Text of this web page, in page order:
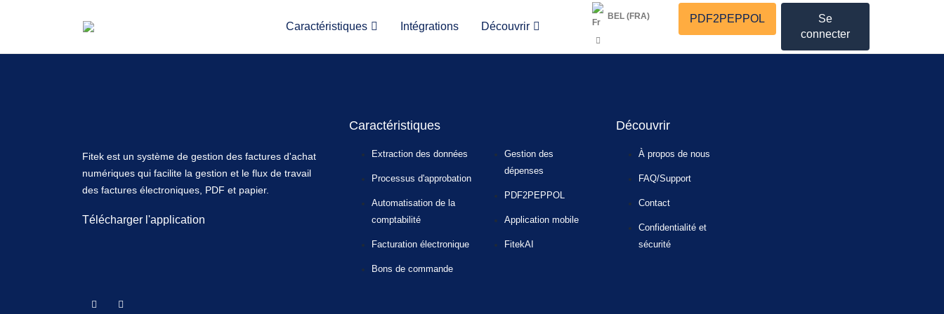
Caractéristiques Intégrations Découvrir
BEL (FRA) PDF2PEPPOL
Se
connecter
Avec AWS à Francfort.
Fitek est un système de gestion des factures d'achat
numériques qui facilite la gestion et le flux de travail
des factures électroniques, PDF et papier.
Télécharger l'application
Caractéristiques
Extraction des données
Processus d'approbation
Automatisation de la
comptabilité
Facturation électronique
Bons de commande
Gestion des
dépenses
PDF2PEPPOL
Application mobile
FitekAI
Découvrir
À propos de nous
FAQ/Support
Contact
Confidentialité et
sécurité